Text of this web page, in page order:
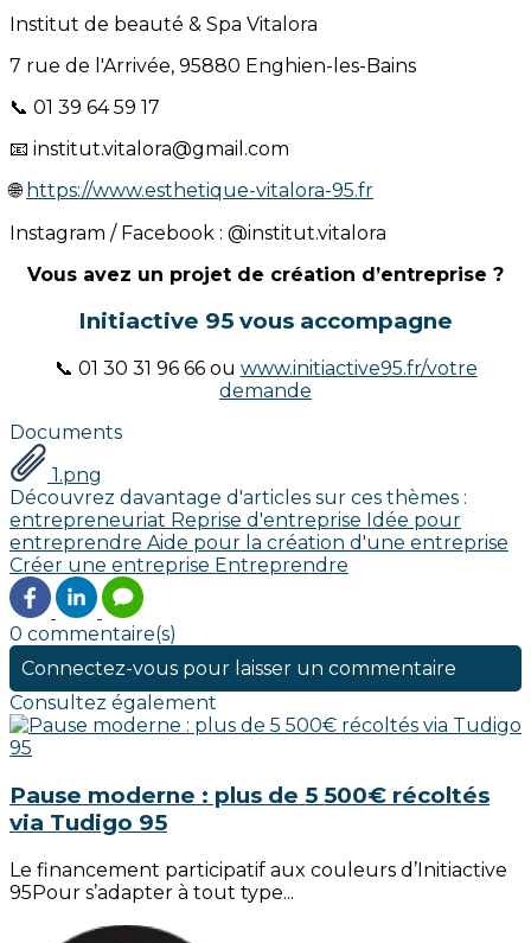
Institut de beauté & Spa Vitalora
7 rue de l'Arrivée, 95880 Enghien-les-Bains
📞 01 39 64 59 17
📧 institut.vitalora@gmail.com
🌐 https://www.esthetique-vitalora-95.fr
Instagram / Facebook : @institut.vitalora
Vous avez un projet de création d’entreprise ?
Initiactive 95 vous accompagne
📞 01 30 31 96 66 ou www.initiactive95.fr/votre
demande
Documents
1.png
Découvrez davantage d'articles sur ces thèmes :
entrepreneuriat Reprise d'entreprise Idée pour
entreprendre Aide pour la création d'une entreprise
Créer une entreprise Entreprendre
0 commentaire(s)
Connectez-vous pour laisser un commentaire
Consultez également
Pause moderne : plus de 5 500€ récoltés
via Tudigo 95
Le financement participatif aux couleurs d’Initiactive
95Pour s’adapter à tout type...